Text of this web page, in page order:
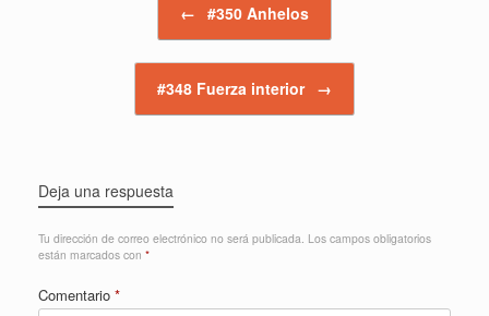
← #350 Anhelos
#348 Fuerza interior →
Deja una respuesta
Tu dirección de correo electrónico no será publicada. Los campos obligatorios
están marcados con *
Comentario *